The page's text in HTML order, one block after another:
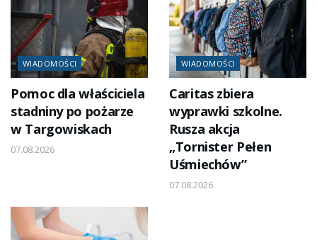
WIADOMOŚCI
Pomoc dla właściciela
stadniny po pożarze
w Targowiskach
07.08.2026
WIADOMOŚCI
Caritas zbiera
wyprawki szkolne.
Rusza akcja
„Tornister Pełen
Uśmiechów”
07.08.2026